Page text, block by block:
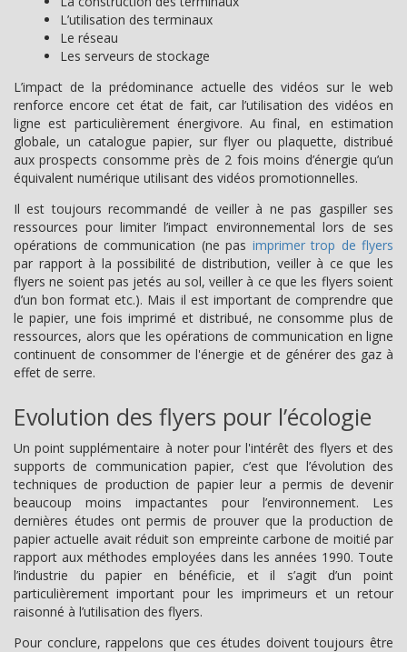
L’utilisation des terminaux
Le réseau
Les serveurs de stockage
L’impact de la prédominance actuelle des vidéos sur le web
renforce encore cet état de fait, car l’utilisation des vidéos en
ligne est particulièrement énergivore. Au final, en estimation
globale, un catalogue papier, sur flyer ou plaquette, distribué
aux prospects consomme près de 2 fois moins d’énergie qu’un
équivalent numérique utilisant des vidéos promotionnelles.
Il est toujours recommandé de veiller à ne pas gaspiller ses
ressources pour limiter l’impact environnemental lors de ses
opérations de communication (ne pas imprimer trop de flyers
par rapport à la possibilité de distribution, veiller à ce que les
flyers ne soient pas jetés au sol, veiller à ce que les flyers soient
d’un bon format etc.). Mais il est important de comprendre que
le papier, une fois imprimé et distribué, ne consomme plus de
ressources, alors que les opérations de communication en ligne
continuent de consommer de l'énergie et de générer des gaz à
effet de serre.
Evolution des flyers pour l’écologie
Un point supplémentaire à noter pour l'intérêt des flyers et des
supports de communication papier, c’est que l’évolution des
techniques de production de papier leur a permis de devenir
beaucoup moins impactantes pour l’environnement. Les
dernières études ont permis de prouver que la production de
papier actuelle avait réduit son empreinte carbone de moitié par
rapport aux méthodes employées dans les années 1990. Toute
l’industrie du papier en bénéficie, et il s’agit d’un point
particulièrement important pour les imprimeurs et un retour
raisonné à l’utilisation des flyers.
Pour conclure, rappelons que ces études doivent toujours être